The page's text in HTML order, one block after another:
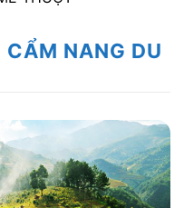
CẨM NANG DU